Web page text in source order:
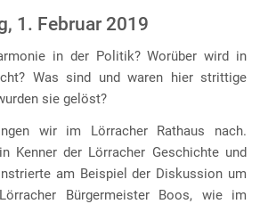
1. Februar 2019
in der Politik? Worüber wird in
Was sind und waren hier strittige
sie gelöst?
wir im Lörracher Rathaus nach.
Kenner der Lörracher Geschichte und
am Beispiel der Diskussion um
Bürgermeister Boos, wie im